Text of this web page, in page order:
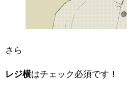
さら
レジ横はチェック必須です！